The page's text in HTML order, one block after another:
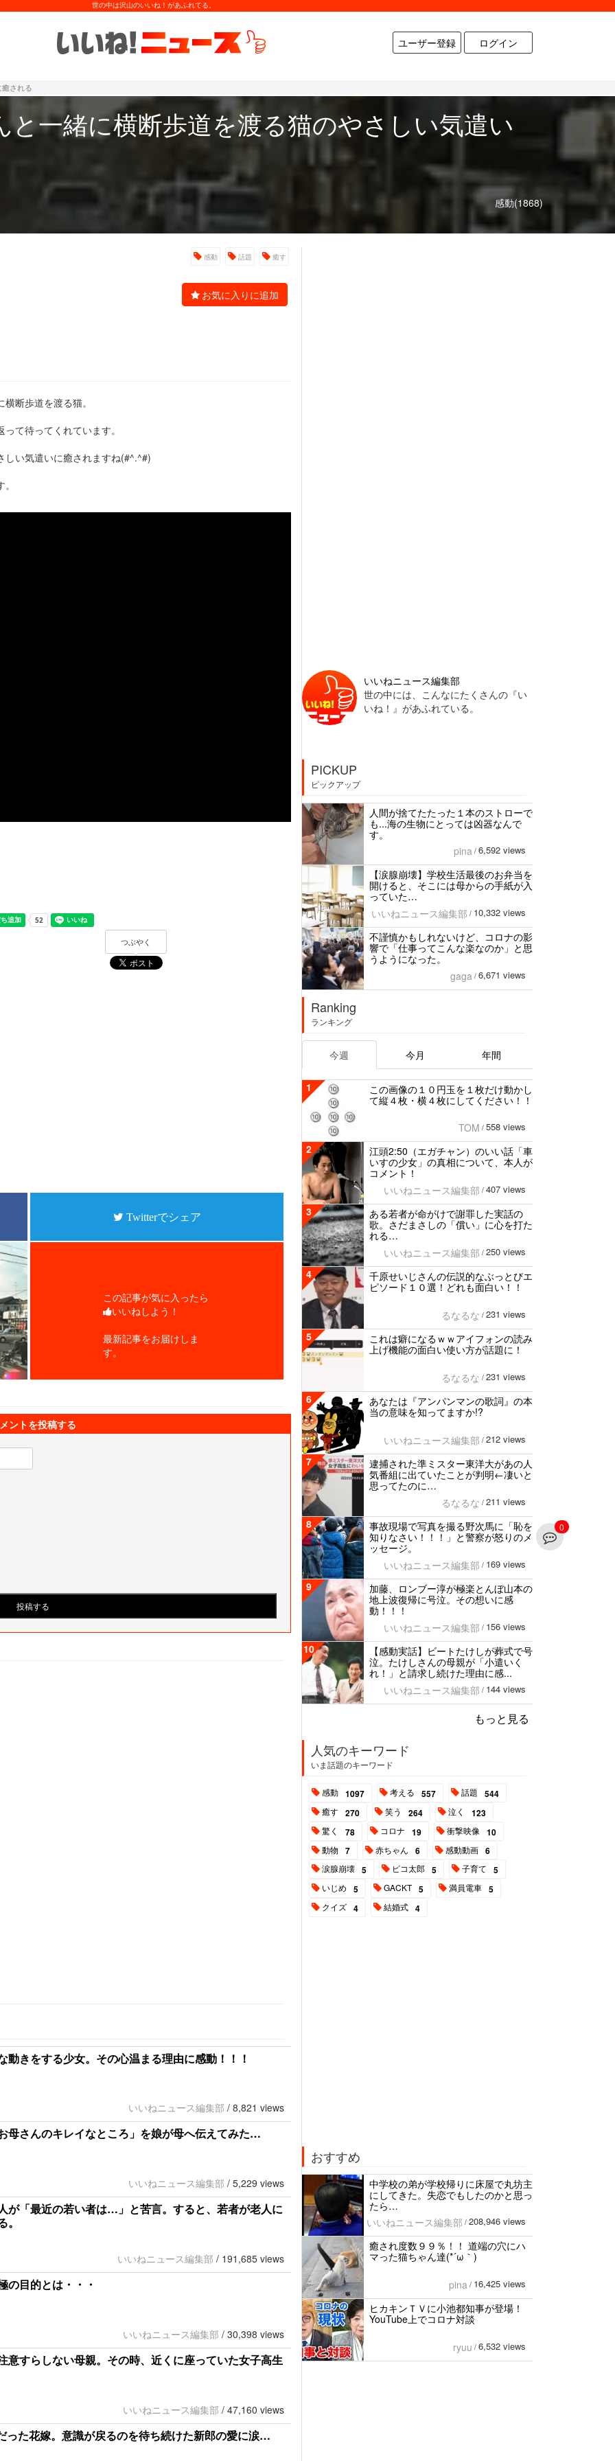
世の中は沢山のいいね！があふれてる。
ユーザー登録 ログイン
される
と一緒に横断歩道を渡る猫のやさしい気遣い
感動(1868)
感動 話題 癒す
お気に入りに追加
断歩道を渡る猫。
て待ってくれています。
しい気遣いに癒されますね(#^.^#)
つぶやく
Twitterでシェア
この記事が気に入ったら
いいねしよう！
最新記事をお届けしま
す。
0
ントを投稿する
動きをする少女。その心温まる理由に感動！！！
いいねニュース編集部 / 8,821 views
母さんのキレイなところ」を娘が母へ伝えてみた…
いいねニュース編集部 / 5,229 views
が「最近の若い者は…」と苦言。すると、若者が老人に
いいねニュース編集部 / 191,685 views
の目的とは・・・
いいねニュース編集部 / 30,398 views
意すらしない母親。その時、近くに座っていた女子高生
いいねニュース編集部 / 47,160 views
った花嫁。意識が戻るのを待ち続けた新郎の愛に涙…
いいねニュース編集部
世の中には、こんなにたくさんの『い
いね！』があふれている。
PICKUP
ピックアップ
人間が捨てたたった１本のストローで
も...海の生物にとっては凶器なんで
す。
pina / 6,592 views
【涙腺崩壊】学校生活最後のお弁当を
開けると、そこには母からの手紙が入
っていた…
いいねニュース編集部 / 10,332 views
不謹慎かもしれないけど、コロナの影
響で「仕事ってこんな楽なのか」と思
うようになった。
gaga / 6,671 views
Ranking
ランキング
今週 今月 年間
1
この画像の１０円玉を１枚だけ動かし
て縦４枚・横４枚にしてください！！
TOM / 558 views
2
江頭2:50（エガチャン）のいい話「車
いすの少女」の真相について、本人が
コメント！
いいねニュース編集部 / 407 views
3
ある若者が命がけで謝罪した実話の
歌。さだまさしの「償い」に心を打た
れる…
いいねニュース編集部 / 250 views
4
千原せいじさんの伝説的なぶっとびエ
ピソード１０選！どれも面白い！！
るなるな / 231 views
5
これは癖になるｗｗアイフォンの読み
上げ機能の面白い使い方が話題に！
るなるな / 231 views
6
あなたは『アンパンマンの歌詞』の本
当の意味を知ってますか!?
いいねニュース編集部 / 212 views
7
逮捕された準ミスター東洋大があの人
気番組に出ていたことが判明←凄いと
思ってたのに…
るなるな / 211 views
8
事故現場で写真を撮る野次馬に「恥を
知りなさい！！！」と警察が怒りのメ
ッセージ。
いいねニュース編集部 / 169 views
9
加藤、ロンブー淳が極楽とんぼ山本の
地上波復帰に号泣。その想いに感
動！！！
いいねニュース編集部 / 156 views
10
【感動実話】ビートたけしが葬式で号
泣。たけしさんの母親が「小遣いく
れ！」と請求し続けた理由に感...
いいねニュース編集部 / 144 views
もっと見る
人気のキーワード
いま話題のキーワード
感動 1097 考える 557 話題 544
癒す 270 笑う 264 泣く 123
驚く 78 コロナ 19 衝撃映像 10
動物 7 赤ちゃん 6 感動動画 6
涙腺崩壊 5 ピコ太郎 5 子育て 5
いじめ 5 GACKT 5 満員電車 5
クイズ 4 結婚式 4
おすすめ
中学校の弟が学校帰りに床屋で丸坊主
にしてきた。失恋でもしたのかと思っ
たら…
いいねニュース編集部 / 208,946 views
癒され度数９９％！！ 道端の穴にハ
マった猫ちゃん達(*´ω｀)
pina / 16,425 views
ヒカキンＴＶに小池都知事が登場！
YouTube上でコロナ対談
ryuu / 6,532 views